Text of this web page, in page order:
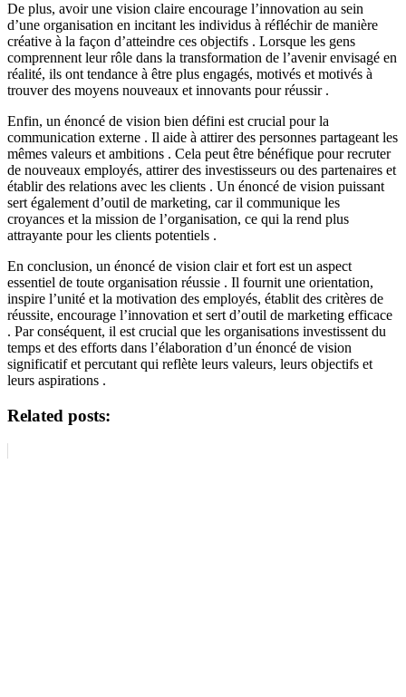
De plus, avoir une vision claire encourage l’innovation au sein
d’une organisation en incitant les individus à réfléchir de manière
créative à la façon d’atteindre ces objectifs . Lorsque les gens
comprennent leur rôle dans la transformation de l’avenir envisagé en
réalité, ils ont tendance à être plus engagés, motivés et motivés à
trouver des moyens nouveaux et innovants pour réussir .
Enfin, un énoncé de vision bien défini est crucial pour la
communication externe . Il aide à attirer des personnes partageant les
mêmes valeurs et ambitions . Cela peut être bénéfique pour recruter
de nouveaux employés, attirer des investisseurs ou des partenaires et
établir des relations avec les clients . Un énoncé de vision puissant
sert également d’outil de marketing, car il communique les
croyances et la mission de l’organisation, ce qui la rend plus
attrayante pour les clients potentiels .
En conclusion, un énoncé de vision clair et fort est un aspect
essentiel de toute organisation réussie . Il fournit une orientation,
inspire l’unité et la motivation des employés, établit des critères de
réussite, encourage l’innovation et sert d’outil de marketing efficace
. Par conséquent, il est crucial que les organisations investissent du
temps et des efforts dans l’élaboration d’un énoncé de vision
significatif et percutant qui reflète leurs valeurs, leurs objectifs et
leurs aspirations .
Related posts: